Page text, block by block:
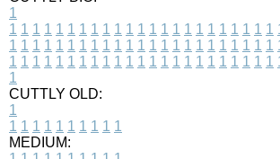
1
1 1 1 1 1 1 1 1 1 1 1 1 1 1 1 1 1 1 1 1 1 1 1
1 1 1 1 1 1 1 1 1 1 1 1 1 1 1 1 1 1 1 1 1 1 1
1 1 1 1 1 1 1 1 1 1 1 1 1 1 1 1 1 1 1 1 1 1 1
1
CUTTLY OLD:
1
1 1 1 1 1 1 1 1 1 1
MEDIUM: